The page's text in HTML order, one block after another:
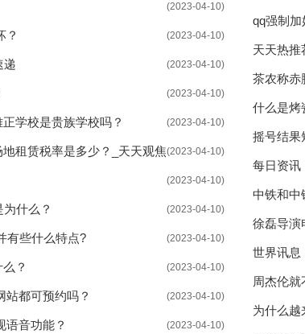
(2023-04-10)
(2023-04-10)
？
(2023-04-10)
递
(2023-04-10)
(2023-04-10)
学校是贵族学校吗？
(2023-04-10)
租赁税率是多少？_天天观焦
(2023-04-10)
(2023-04-10)
什么？
(2023-04-10)
有些什么特点?
(2023-04-10)
？
(2023-04-10)
站都可预约吗？
(2023-04-10)
语音功能？
qq强制加
天天热推
器
茶农称赤
什么是烤
摇号结果
每日资讯
中铁和中
徐磊导演
世界讯息
周杰伦
为什么越